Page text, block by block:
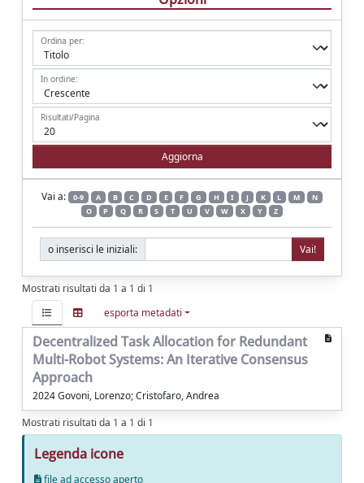
Ordina per:
In ordine:
Risultati/Pagina
Vai a: 0-9 A B C D E F G H I J K L M
N
O
P Q R S T U V W X Y Z
o inserisci le iniziali:
Mostrati risultati da 1 a 1 di 1
esporta metadati
Decentralized Task Allocation for Redundant
Multi-Robot Systems: An Iterative Consensus
Approach
2024 Govoni, Lorenzo; Cristofaro, Andrea
Mostrati risultati da 1 a 1 di 1
Legenda icone
file ad accesso aperto